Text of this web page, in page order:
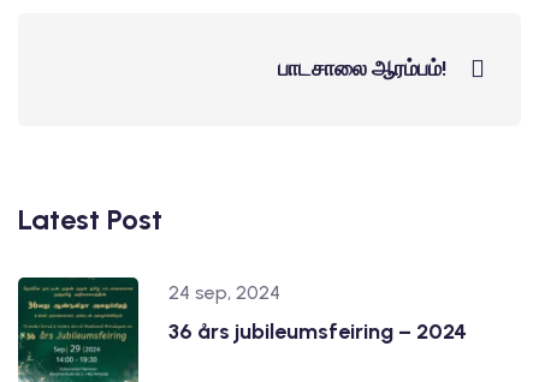
பாடசாலை ஆரம்பம்!
Latest Post
24 sep, 2024
36 års jubileumsfeiring – 2024